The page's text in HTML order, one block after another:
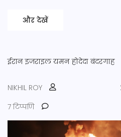
और देखें
ईरान इजराइल यमन होदेदा बंदरगाह
NIKHIL ROY
7 टिप्पणि